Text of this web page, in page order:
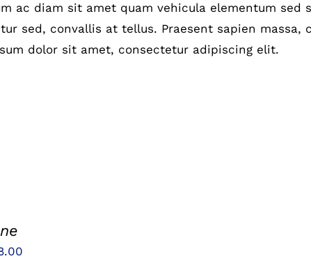
ac diam sit amet quam vehicula elementum sed
sed, convallis at tellus. Praesent sapien massa,
dolor sit amet, consectetur adipiscing elit.